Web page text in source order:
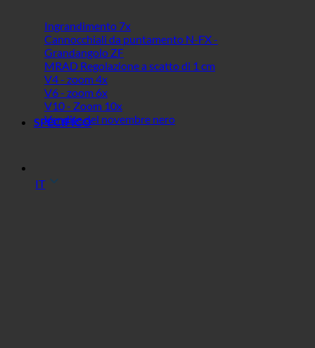
IT
Ingrandimento 7x
Cannocchiali da puntamento N-FX -
Grandangolo ZF
MRAD Regolazione a scatto di 1 cm
V4 - zoom 4x
V6 - zoom 6x
V10 - Zoom 10x
Vendite del novembre nero
SPECIFICO